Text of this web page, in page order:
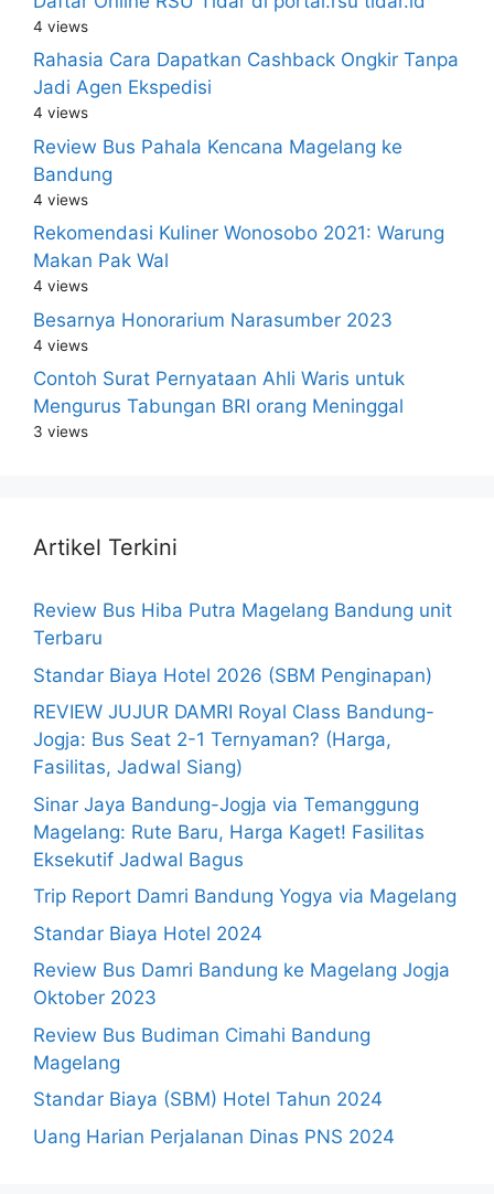
4 views
Rahasia Cara Dapatkan Cashback Ongkir Tanpa
Jadi Agen Ekspedisi
4 views
Review Bus Pahala Kencana Magelang ke
Bandung
4 views
Rekomendasi Kuliner Wonosobo 2021: Warung
Makan Pak Wal
4 views
Besarnya Honorarium Narasumber 2023
4 views
Contoh Surat Pernyataan Ahli Waris untuk
Mengurus Tabungan BRI orang Meninggal
3 views
Artikel Terkini
Review Bus Hiba Putra Magelang Bandung unit
Terbaru
Standar Biaya Hotel 2026 (SBM Penginapan)
REVIEW JUJUR DAMRI Royal Class Bandung-
Jogja: Bus Seat 2-1 Ternyaman? (Harga,
Fasilitas, Jadwal Siang)
Sinar Jaya Bandung-Jogja via Temanggung
Magelang: Rute Baru, Harga Kaget! Fasilitas
Eksekutif Jadwal Bagus
Trip Report Damri Bandung Yogya via Magelang
Standar Biaya Hotel 2024
Review Bus Damri Bandung ke Magelang Jogja
Oktober 2023
Review Bus Budiman Cimahi Bandung
Magelang
Standar Biaya (SBM) Hotel Tahun 2024
Uang Harian Perjalanan Dinas PNS 2024